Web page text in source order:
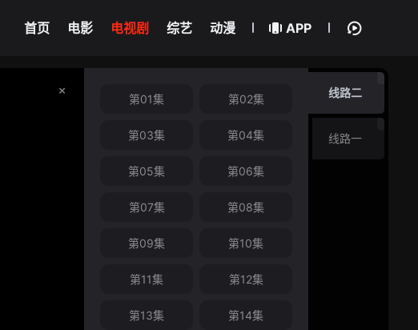
首页 电影 电视剧 综艺 动漫 APP
线路二
线路一
第01集 第02集
第03集 第04集
第05集 第06集
第07集 第08集
第09集 第10集
第11集 第12集
第13集 第14集